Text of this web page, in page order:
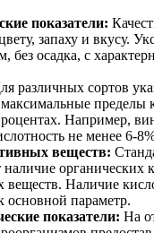
показатели:
запаху и вкусу.
без осадка, с
различных сортов
пределы
Например,
не менее 6-
веществ:
органических
веществ. Наличие
основной параметр.
показатели: На